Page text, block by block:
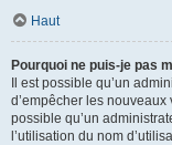
Haut
Pourquoi ne puis-je pas
Il est possible qu’un
d’empêcher les
possible qu’un
l’utilisation du nom